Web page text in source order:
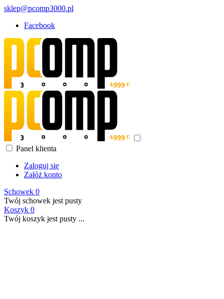
sklep@pcomp3000.pl
Facebook
Panel klienta
Zaloguj się
Załóż konto
Schowek 0
Twój schowek jest pusty
Koszyk 0
Twój koszyk jest pusty ...